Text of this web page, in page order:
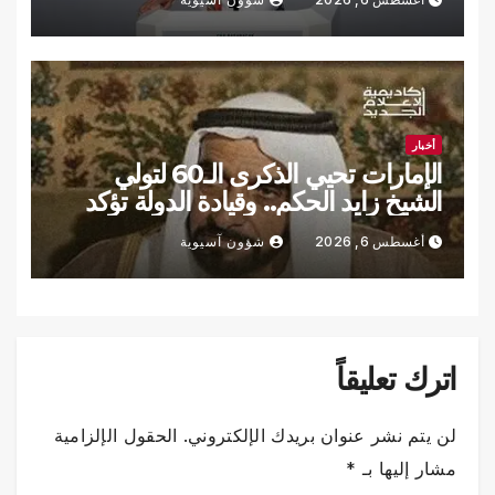
أخبار
الإمارات تحيي الذكرى الـ60 لتولي
الشيخ زايد الحكم.. وقيادة الدولة تؤكد
الاستمرار على نهجه
أغسطس 6, 2026 شؤون آسيوية
اترك تعليقاً
لن يتم نشر عنوان بريدك الإلكتروني. الحقول الإلزامية
مشار إليها بـ *